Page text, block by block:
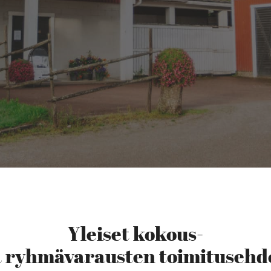
Yleiset kokous-
ryhmävarausten